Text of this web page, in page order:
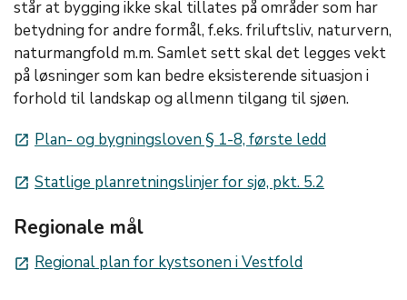
står at bygging ikke skal tillates på områder som har
betydning for andre formål, f.eks. friluftsliv, naturvern,
naturmangfold m.m. Samlet sett skal det legges vekt
på løsninger som kan bedre eksisterende situasjon i
forhold til landskap og allmenn tilgang til sjøen.
launch Plan- og bygningsloven § 1-8, første ledd
launch Statlige planretningslinjer for sjø, pkt. 5.2
Regionale mål
launch Regional plan for kystsonen i Vestfold